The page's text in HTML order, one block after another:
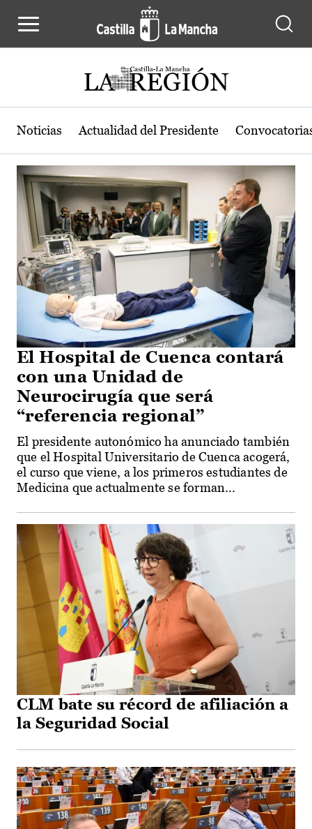
Actualidad de la región de Castilla-
Noticias Actualidad del Presidente
El Hospital de Cuenca contará
con una Unidad de
Neurocirugía que será
“referencia regional”
El presidente autonómico ha anunciado también
que el Hospital Universitario de Cuenca acogerá,
el curso que viene, a los primeros estudiantes de
Medicina que actualmente se forman...
CLM bate su récord de afiliación a
la Seguridad Social